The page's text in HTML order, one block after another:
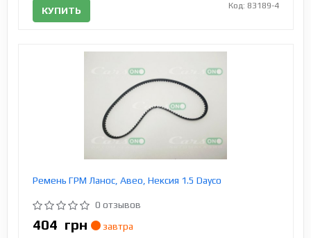
КУПИТЬ Код: 83189-4
Ремень ГРМ Ланос, Авео, Нексия 1.5 Dayco
0 отзывов
404 грн
завтра